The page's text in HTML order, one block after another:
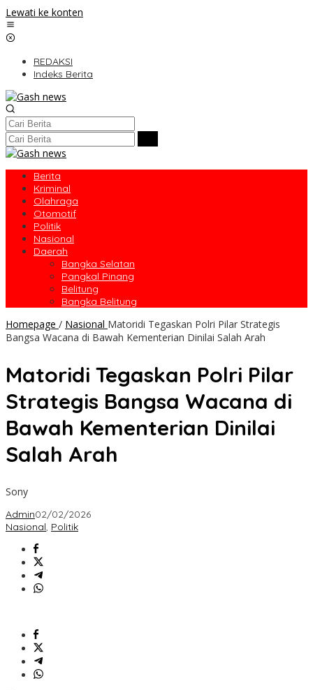
Lewati ke konten
REDAKSI
Indeks Berita
Berita
Kriminal
Olahraga
Otomotif
Politik
Nasional
Daerah
Bangka Selatan
Pangkal Pinang
Belitung
Bangka Belitung
Homepage / Nasional Matoridi Tegaskan Polri Pilar Strategis
Bangsa Wacana di Bawah Kementerian Dinilai Salah Arah
Matoridi Tegaskan Polri Pilar
Strategis Bangsa Wacana di
Bawah Kementerian Dinilai
Salah Arah
Sony
Admin02/02/2026
Nasional, Politik